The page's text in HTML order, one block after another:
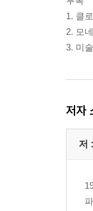
1. 클
2. 모
3. 미
저자
저 :